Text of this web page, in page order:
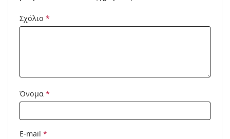
RB4323 644971 51
συνταγή:
Σχόλιο *
Όνομα *
E-mail *